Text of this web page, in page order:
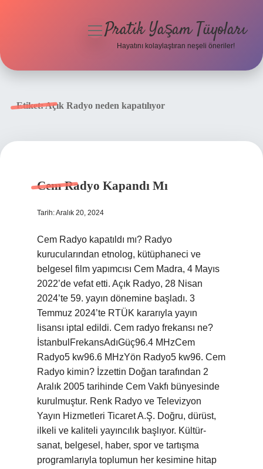
menüyü
Pratik Yaşam Tüyoları
Hayatını kolaylaştıran neşeli öneriler!
Etiket:Açık Radyo neden kapatılıyor
Cem Radyo Kapandı Mı
Tarih: Aralık 20, 2024
Cem Radyo kapatıldı mı? Radyo
kurucularından etnolog, kütüphaneci ve
belgesel film yapımcısı Cem Madra, 4 Mayıs
2022’de vefat etti. Açık Radyo, 28 Nisan
2024’te 59. yayın dönemine başladı. 3
Temmuz 2024’te RTÜK kararıyla yayın
lisansı iptal edildi. Cem radyo frekansı ne?
İstanbulFrekansAdıGüç96.4 MHzCem
Radyo5 kw96.6 MHzYön Radyo5 kw96. Cem
Radyo kimin? İzzettin Doğan tarafından 2
Aralık 2005 tarihinde Cem Vakfı bünyesinde
kurulmuştur. Renk Radyo ve Televizyon
Yayın Hizmetleri Ticaret A.Ş. Doğru, dürüst,
ilkeli ve kaliteli yayıncılık başlıyor. Kültür-
sanat, belgesel, haber, spor ve tartışma
programlarıyla toplumun her kesimine hitap